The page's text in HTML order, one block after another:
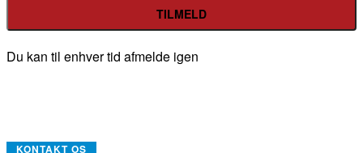
Du kan til enhver tid afmelde igen
KONTAKT OS